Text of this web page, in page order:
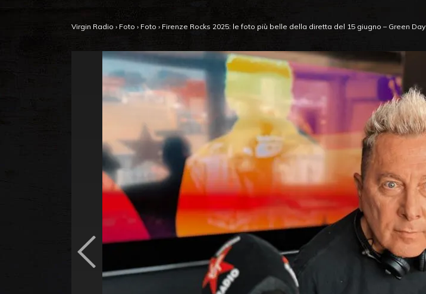
Virgin Radio › Foto › Foto › Firenze Rocks 2025: le foto più belle della diretta del 15 giugno – Green Day